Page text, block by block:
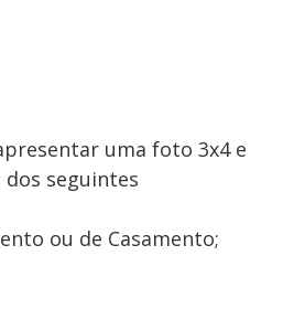
uma foto 3x4 e
seguintes
ou de Casamento;